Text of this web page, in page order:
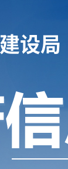
设局